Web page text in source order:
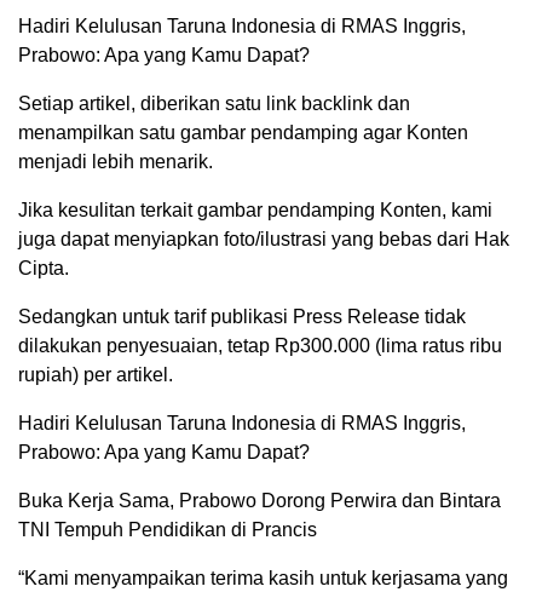
Hadiri Kelulusan Taruna Indonesia di RMAS Inggris,
Prabowo: Apa yang Kamu Dapat?
Setiap artikel, diberikan satu link backlink dan
menampilkan satu gambar pendamping agar Konten
menjadi lebih menarik.
Jika kesulitan terkait gambar pendamping Konten, kami
juga dapat menyiapkan foto/ilustrasi yang bebas dari Hak
Cipta.
Sedangkan untuk tarif publikasi Press Release tidak
dilakukan penyesuaian, tetap Rp300.000 (lima ratus ribu
rupiah) per artikel.
Hadiri Kelulusan Taruna Indonesia di RMAS Inggris,
Prabowo: Apa yang Kamu Dapat?
Buka Kerja Sama, Prabowo Dorong Perwira dan Bintara
TNI Tempuh Pendidikan di Prancis
“Kami menyampaikan terima kasih untuk kerjasama yang